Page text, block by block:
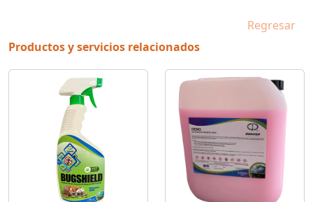
Regresar
Productos y servicios relacionados